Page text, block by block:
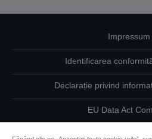
Impressum
Identificarea
Declarație privind
EU Data Act